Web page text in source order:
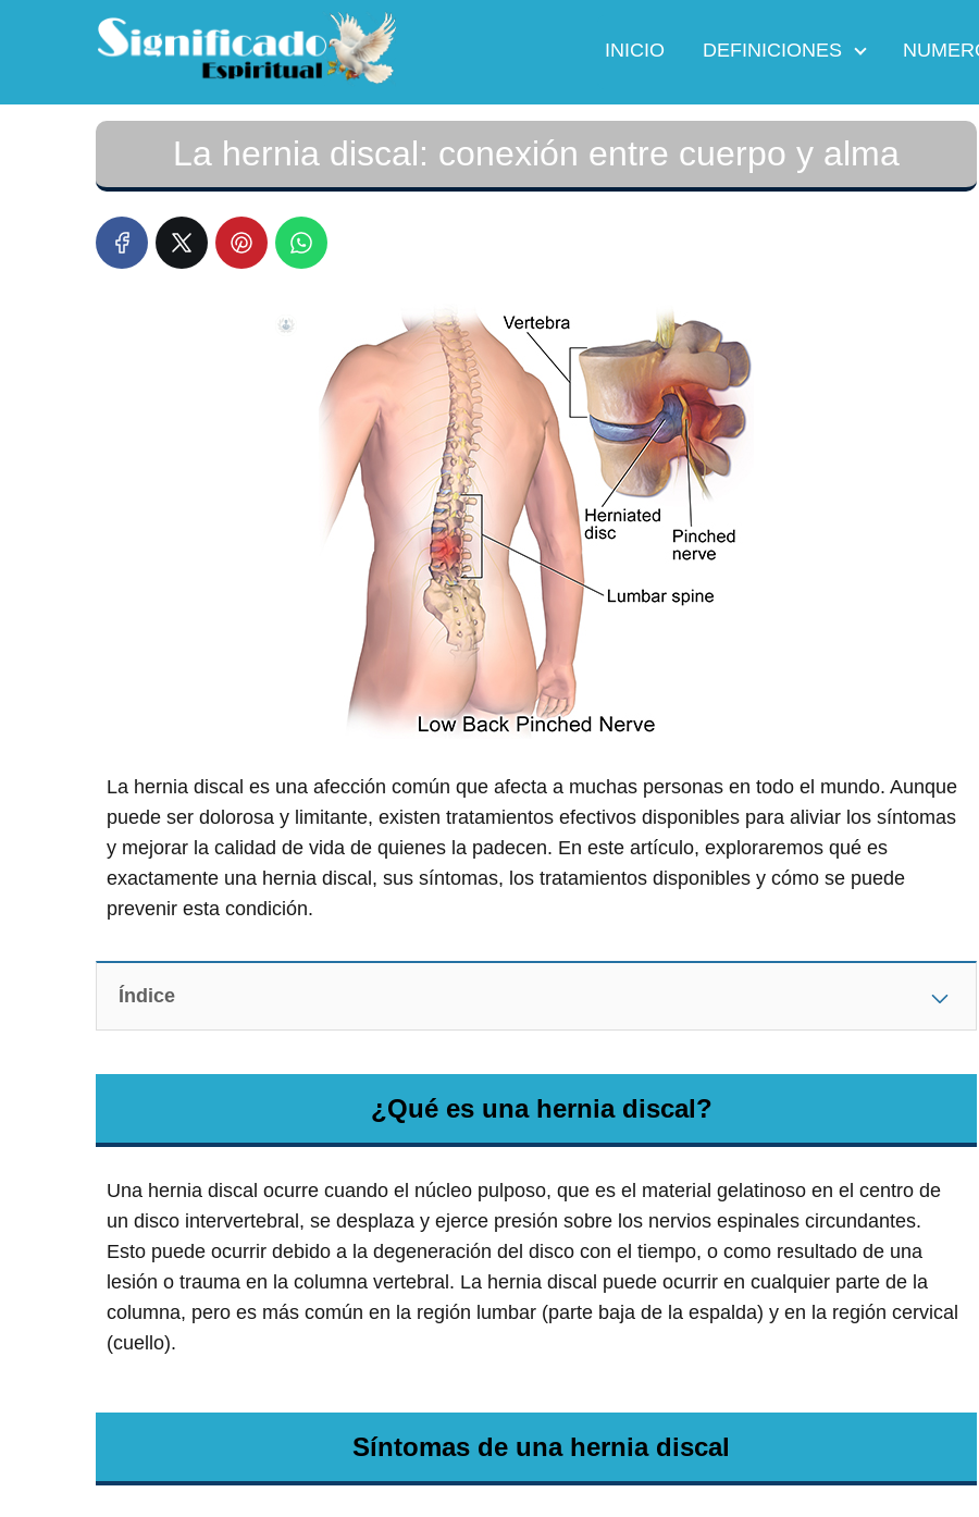
INICIO DEFINICIONES
La hernia discal: conexión entre cuerpo y alma
La hernia discal es una afección común que afecta a muchas personas en todo el mundo. Aunque
puede ser dolorosa y limitante, existen tratamientos efectivos disponibles para aliviar los síntomas
y mejorar la calidad de vida de quienes la padecen. En este artículo, exploraremos qué es
exactamente una hernia discal, sus síntomas, los tratamientos disponibles y cómo se puede
prevenir esta condición.
Índice
¿Qué es una hernia discal?
Una hernia discal ocurre cuando el núcleo pulposo, que es el material gelatinoso en el centro de
un disco intervertebral, se desplaza y ejerce presión sobre los nervios espinales circundantes.
Esto puede ocurrir debido a la degeneración del disco con el tiempo, o como resultado de una
lesión o trauma en la columna vertebral. La hernia discal puede ocurrir en cualquier parte de la
columna, pero es más común en la región lumbar (parte baja de la espalda) y en la región cervical
(cuello).
Síntomas de una hernia discal